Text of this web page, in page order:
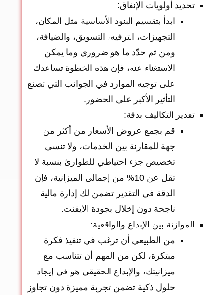
تحديد أولويات الإنفاق:
ابدأ بتقسيم البنود الأساسية مثل المكان،
التجهيزات، الترفيه، التسويق، والضيافة،
ومن ثم حدّد ما هو ضروري وما يمكن
الاستغناء عنه، فإن هذه الخطوة تساعدك
على توجيه الموارد في الجوانب التي تصنع
التأثير الأكبر على الحضور.
تقدير التكاليف بدقة:
قم بجمع عروض الأسعار من أكثر من
جهة للمقارنة بين الخدمات، ولا تنسى
تخصيص جزء احتياطي للطوارئ بنسبة لا
تقل عن 10% من إجمالي الميزانية، فإن
الدقة في التقدير تضمن لك إدارة مالية
ناجحة دون إخلال بجودة الايفنت.
الموازنة بين الإبداع والواقعية:
من الطبيعي أن ترغب في تنفيذ فكرة
مبتكرة، لكن من المهم أن تتناسب مع
ميزانيتك، والإبداع الحقيقي هو في إيجاد
حلول ذكية تضمن تجربة مميزة دون تجاوز